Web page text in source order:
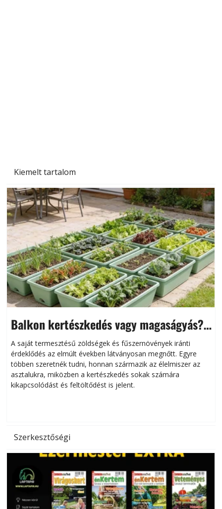
Kiemelt tartalom
Balkon kertészkedés vagy magaságyás?
Helytakarékos kertészkedés
A saját termesztésű zöldségek és fűszernövények iránti
érdeklődés az elmúlt években látványosan megnőtt. Egyre
többen szeretnék tudni, honnan származik az élelmiszer az
asztalukra, miközben a kertészkedés sokak számára
kikapcsolódást és feltöltődést is jelent.
Szerkesztőségi